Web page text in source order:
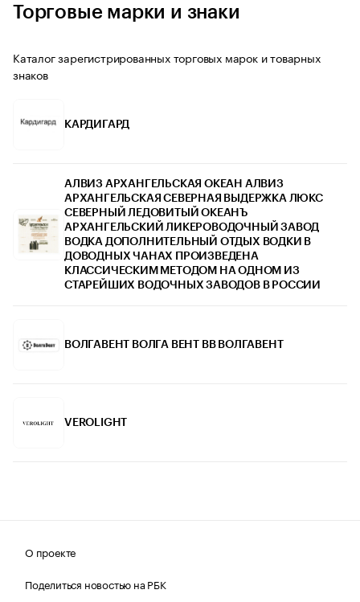
Торговые марки и знаки
Каталог зарегистрированных торговых марок и товарных
знаков
КАРДИГАРД
АЛВИЗ АРХАНГЕЛЬСКАЯ ОКЕАН АЛВИЗ
АРХАНГЕЛЬСКАЯ СЕВЕРНАЯ ВЫДЕРЖКА ЛЮКС
СЕВЕРНЫЙ ЛЕДОВИТЫЙ ОКЕАНЪ
АРХАНГЕЛЬСКИЙ ЛИКЕРОВОДОЧНЫЙ ЗАВОД
ВОДКА ДОПОЛНИТЕЛЬНЫЙ ОТДЫХ ВОДКИ В
ДОВОДНЫХ ЧАНАХ ПРОИЗВЕДЕНА
КЛАССИЧЕСКИМ МЕТОДОМ НА ОДНОМ ИЗ
СТАРЕЙШИХ ВОДОЧНЫХ ЗАВОДОВ В РОССИИ
ВОЛГАВЕНТ ВОЛГА ВЕНТ ВВ ВОЛГАВЕНТ
VEROLIGHT
О проекте
Поделиться новостью на РБК